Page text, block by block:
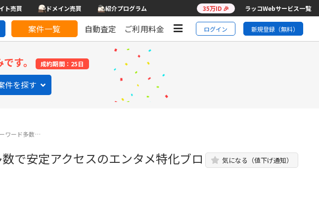
ト売買 ドメイン売買 紹介プログラム 35万ID 🎉 ラッコWebサービス一覧
案件一覧 自動査定 ご利用料金 ログイン 新規登録（無料）
す。 成約期間：25日
件を探す
ワード多数…
で安定アクセスのエンタメ特化ブロ
気になる（値下げ通知）